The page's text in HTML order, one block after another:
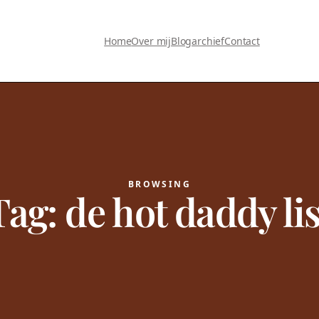
HomeOver mijBlogarchiefContact
BROWSING
de hot daddy